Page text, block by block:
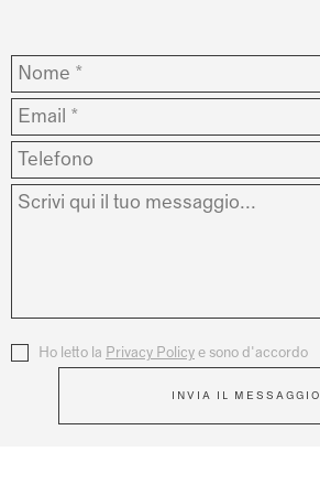
Nome*
Email *
Telefono
Messaggio *
Privacy *
Ho letto la Privacy Policy e sono d'accordo
INVIA IL MESSAGGIO